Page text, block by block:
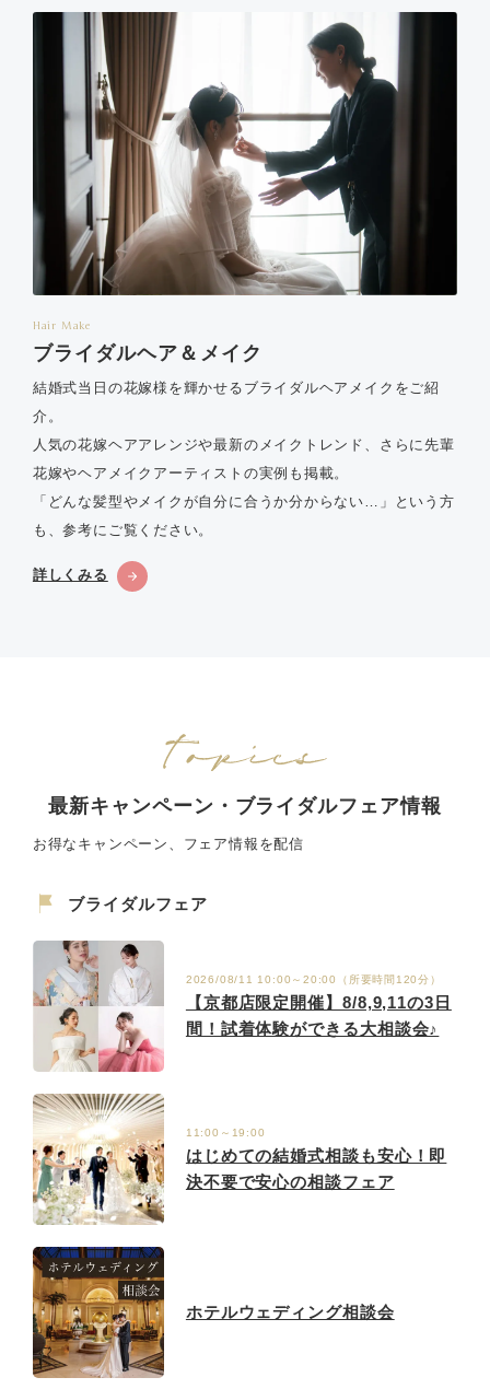
Hair Make
ブライダルヘア＆メイク
結婚式当日の花嫁様を輝かせるブライダルヘアメイクをご紹
介。
人気の花嫁ヘアアレンジや最新のメイクトレンド、さらに先輩
花嫁やヘアメイクアーティストの実例も掲載。
「どんな髪型やメイクが自分に合うか分からない…」という方
も、参考にご覧ください。
詳しくみる
最新キャンペーン・ブライダルフェア情報
お得なキャンペーン、フェア情報を配信
ブライダルフェア
2026/08/11 10:00～20:00（所要時間120分）
【京都店限定開催】8/8,9,11の3日
間！試着体験ができる大相談会♪
11:00～19:00
はじめての結婚式相談も安心！即
決不要で安心の相談フェア
ホテルウェディング相談会